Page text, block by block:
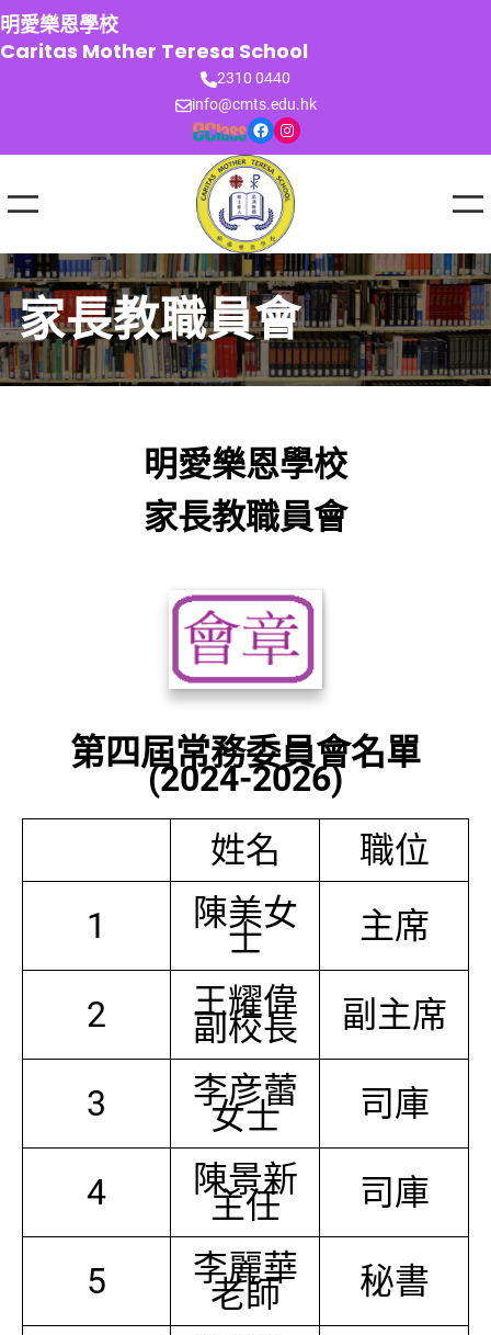
跳
至
主
明愛樂恩學校
Caritas Mother Teresa School
2310 0440
info@cmts.edu.hk
Facebook Instagram
家長教職員會
明愛樂恩學校
家長教職員會
第四屆常務委員會名單
(2024-2026)
姓名
職位
1
陳美女
士 主席
2 王耀偉
副校長 副主席
3 李彦蕾
女士 司庫
4 陳景新
主任 司庫
5 李麗華
老師 秘書